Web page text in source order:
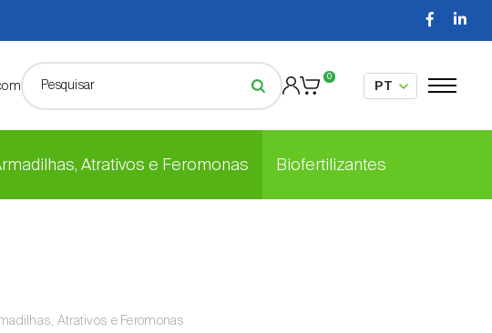
0
Atrativos e Feromonas Biofertilizantes
Atrativos e Feromonas